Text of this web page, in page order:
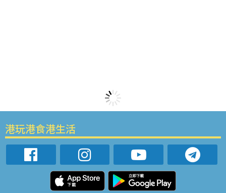
港玩港食港生活